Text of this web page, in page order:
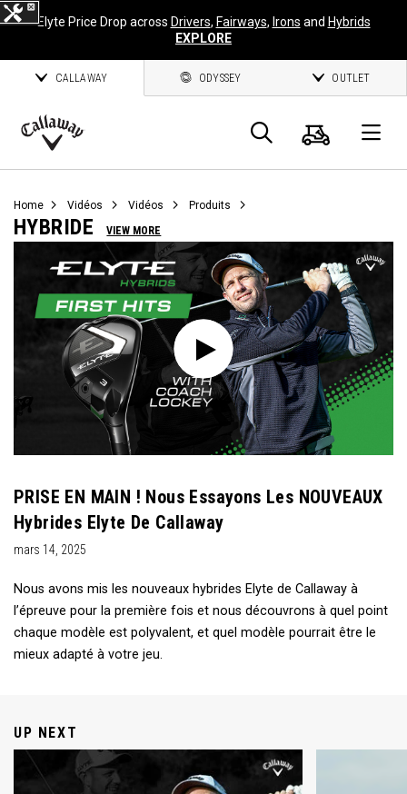
Elyte Price Drop across Drivers, Fairways, Irons and Hybrids
EXPLORE
CALLAWAY ODYSSEY OUTLET
Callaway
Panier
Home Vidéos Vidéos Produits
HYBRIDE VIEW MORE
PRISE EN MAIN ! Nous Essayons Les NOUVEAUX
Hybrides Elyte De Callaway
mars 14, 2025
Nous avons mis les nouveaux hybrides Elyte de Callaway à
l’épreuve pour la première fois et nous découvrons à quel point
chaque modèle est polyvalent, et quel modèle pourrait être le
mieux adapté à votre jeu.
UP NEXT